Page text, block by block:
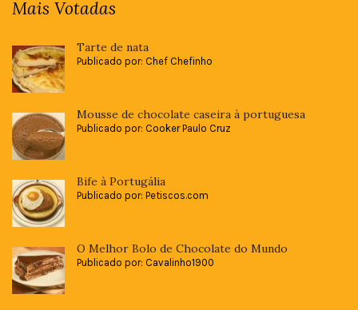
Mais Votadas
Tarte de nata
Publicado por: Chef Chefinho
Mousse de chocolate caseira à portuguesa
Publicado por: Cooker Paulo Cruz
Bife à Portugália
Publicado por: Petiscos.com
O Melhor Bolo de Chocolate do Mundo
Publicado por: Cavalinho1900